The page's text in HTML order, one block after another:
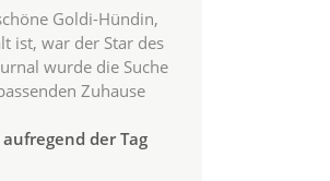
Goldi-Hündin,
ist, war der Star des
wurde die Suche
Zuhause
der Tag